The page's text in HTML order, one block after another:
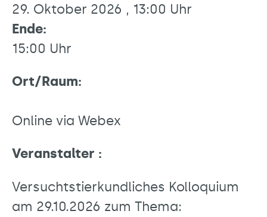
29. Oktober 2026 , 13:00 Uhr
Ende:
15:00 Uhr
Ort/Raum:
Online via Webex
Veranstalter :
Versuchtstierkundliches Kolloquium
am 29.10.2026 zum Thema: